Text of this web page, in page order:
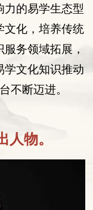
力的易学生态型
文化，培养传统
务领域拓展，
学文化知识推动
不断迈进。
物。